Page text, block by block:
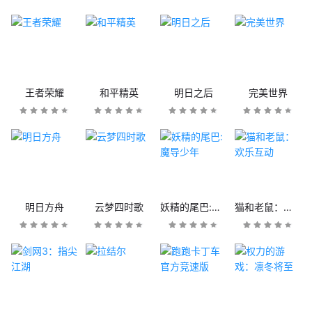
王者荣耀 和平精英 明日之后 完美世界
明日方舟 云梦四时歌 妖精的尾巴:魔导少年 猫和老鼠：欢乐互动